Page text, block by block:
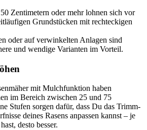
Zentimetern oder mehr lohnen sich vor
Grundstücken mit rechteckigen
oder auf verwinkelten Anlagen sind
und wendige Varianten im Vorteil.
mit Mulchfunktion haben
im Bereich zwischen 25 und 75
Stufen sorgen dafür, dass Du das Trimm-
deines Rasens anpassen kannst – je
desto besser.